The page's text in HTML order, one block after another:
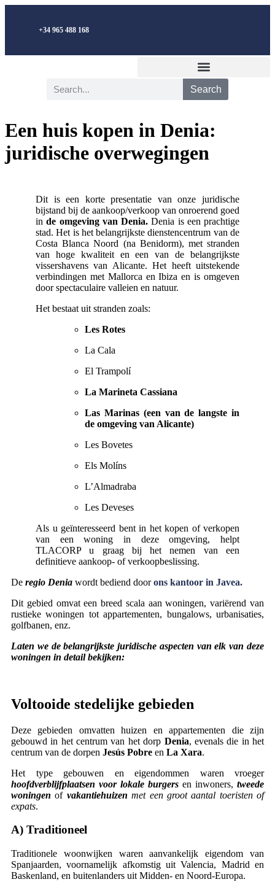
+34 965 488 168
Search
Een huis kopen in Denia:
juridische overwegingen
Dit is een korte presentatie van onze juridische
bijstand bij de aankoop/verkoop van onroerend goed
inde omgeving van Denia. Denia is een prachtige
stad. Het is het belangrijkste dienstencentrum van de
Costa Blanca Noord (na Benidorm), met stranden
van hoge kwaliteit en een van de belangrijkste
vissershavens van Alicante. Het heeft uitstekende
verbindingen met Mallorca en Ibiza en is omgeven
door spectaculaire valleien en natuur.
Het bestaat uit stranden zoals:
Les Rotes
La Cala
El Trampolí
La Marineta Cassiana
Las Marinas (een van de langste in
de omgeving van Alicante)
Les Bovetes
Els Molíns
L’Almadraba
Les Deveses
Als u geïnteresseerd bent in het kopen of verkopen
van een woning in deze omgeving, helpt
TLACORP u graag bij het nemen van een
definitieve aankoop- of verkoopbeslissing.
De regio Denia wordt bediend doorons kantoor in Javea.
Dit gebied omvat een breed scala aan woningen, variërend van
rustieke woningen tot appartementen, bungalows, urbanisaties,
golfbanen, enz.
Laten we de belangrijkste juridische aspecten van elk van deze
woningen in detail bekijken:
Voltooide stedelijke gebieden
Deze gebieden omvatten huizen en appartementen die zijn
gebouwd in het centrum van het dorp Denia, evenals die in het
centrum van de dorpen Jesús Pobre en La Xara.
Het type gebouwen en eigendommen waren vroeger
hoofdverblijfplaatsen voor lokale burgers en inwoners, tweede
woningen of vakantiehuizenmet een groot aantal toeristen of
expats.
A) Traditioneel
Traditionele woonwijken waren aanvankelijk eigendom van
Spanjaarden, voornamelijk afkomstig uit Valencia, Madrid en
Baskenland, en buitenlanders uit Midden- en Noord-Europa.